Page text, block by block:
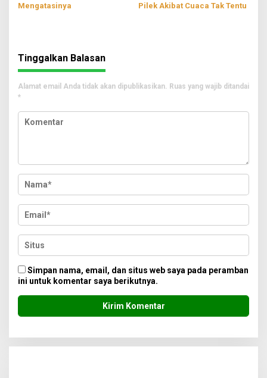
Mengatasinya
Pilek Akibat Cuaca Tak Tentu
Tinggalkan Balasan
Alamat email Anda tidak akan dipublikasikan. Ruas yang wajib ditandai
*
Simpan nama, email, dan situs web saya pada peramban
ini untuk komentar saya berikutnya.